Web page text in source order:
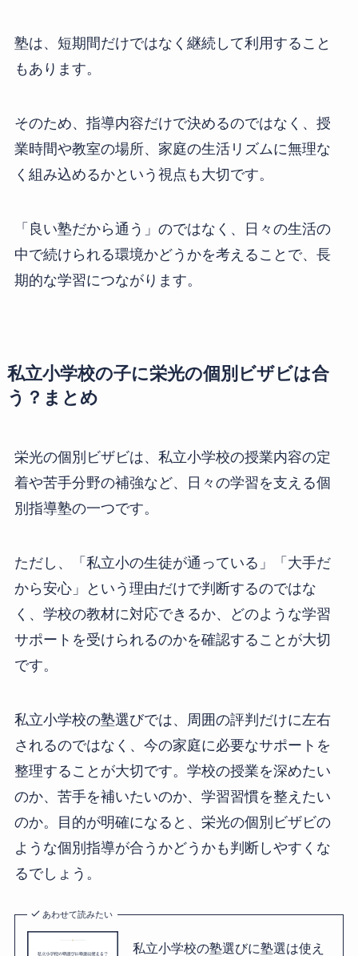
塾は、短期間だけではなく継続して利用すること
もあります。
そのため、指導内容だけで決めるのではなく、授
業時間や教室の場所、家庭の生活リズムに無理な
く組み込めるかという視点も大切です。
「良い塾だから通う」のではなく、日々の生活の
中で続けられる環境かどうかを考えることで、長
期的な学習につながります。
私立小学校の子に栄光の個別ビザビは合
う？まとめ
栄光の個別ビザビは、私立小学校の授業内容の定
着や苦手分野の補強など、日々の学習を支える個
別指導塾の一つです。
ただし、「私立小の生徒が通っている」「大手だ
から安心」という理由だけで判断するのではな
く、学校の教材に対応できるか、どのような学習
サポートを受けられるのかを確認することが大切
です。
私立小学校の塾選びでは、周囲の評判だけに左右
されるのではなく、今の家庭に必要なサポートを
整理することが大切です。学校の授業を深めたい
のか、苦手を補いたいのか、学習習慣を整えたい
のか。目的が明確になると、栄光の個別ビザビの
ような個別指導が合うかどうかも判断しやすくな
るでしょう。
あわせて読みたい
私立小学校の塾選びに塾選は使え